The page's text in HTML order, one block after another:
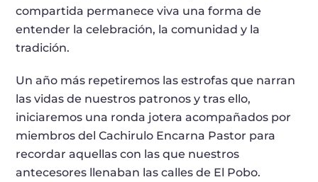
compartida permanece viva una forma de
entender la celebración, la comunidad y la
tradición.
Un año más repetiremos las estrofas que narran
las vidas de nuestros patronos y tras ello,
iniciaremos una ronda jotera acompañados por
miembros del Cachirulo Encarna Pastor para
recordar aquellas con las que nuestros
antecesores llenaban las calles de El Pobo.